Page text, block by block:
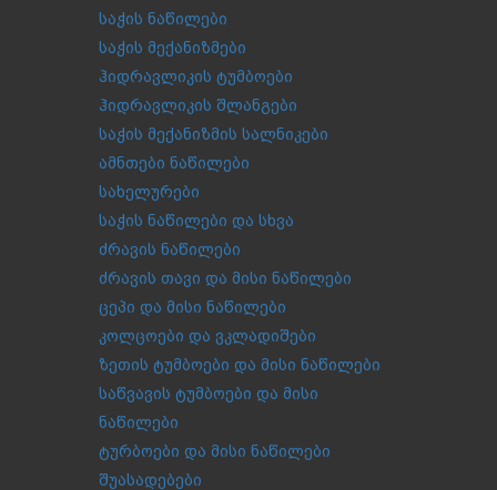
საჭის ნაწილები
საჭის მექანიზმები
ჰიდრავლიკის ტუმბოები
ჰიდრავლიკის შლანგები
საჭის მექანიზმის სალნიკები
ამნთები ნაწილები
სახელურები
საჭის ნაწილები და სხვა
ძრავის ნაწილები
ძრავის თავი და მისი ნაწილები
ცეპი და მისი ნაწილები
კოლცოები და ვკლადიშები
ზეთის ტუმბოები და მისი ნაწილები
საწვავის ტუმბოები და მისი
ნაწილები
ტურბოები და მისი ნაწილები
შუასადებები